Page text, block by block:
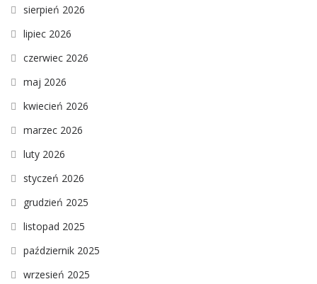
sierpień 2026
lipiec 2026
czerwiec 2026
maj 2026
kwiecień 2026
marzec 2026
luty 2026
styczeń 2026
grudzień 2025
listopad 2025
październik 2025
wrzesień 2025